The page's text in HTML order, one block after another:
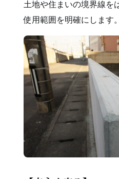
土地や住まいの境界線を
使用範囲を明確にします。